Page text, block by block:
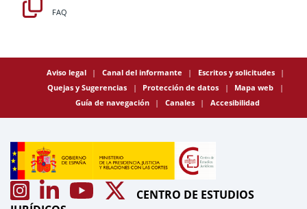
FAQ
Aviso legal Canal del informante
Escritos y solicitudes
Quejas y Sugerencias
Protección de datos
Mapa web
Guía de navegación
Canales Accesibilidad
CENTRO DE ESTUDIOS